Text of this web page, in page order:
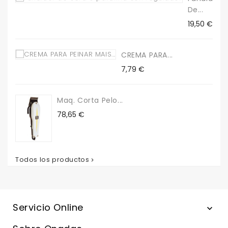
De...
Precio
19,50 €
CREMA PARA...
Precio
7,79 €
Maq. Corta Pelo...
Precio
78,65 €
Todos los productos 
Servicio Online 